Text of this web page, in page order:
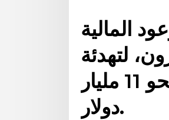
المالية
لتهدئة
متظاهرى "السترات الصفراء" ستبلغ نحو 11 مليار
دولار.